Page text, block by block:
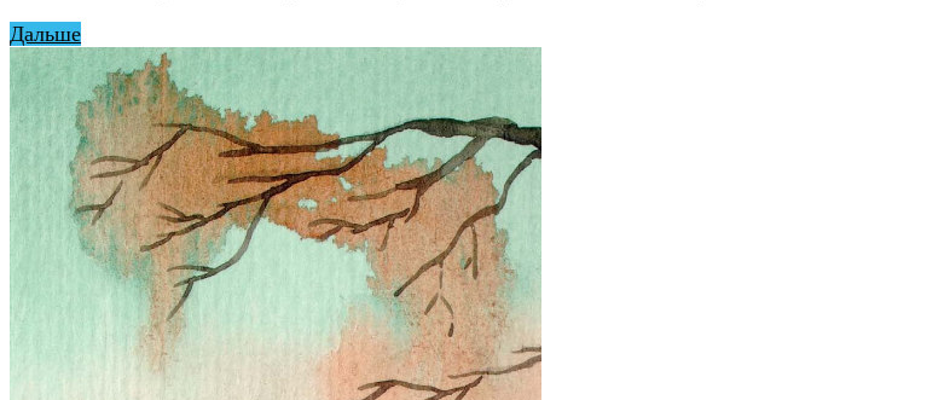
Дальше